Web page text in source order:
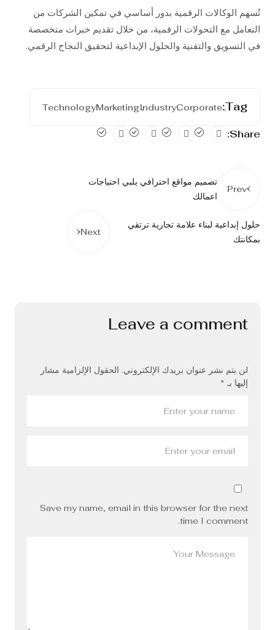
تُسهم الوكالات الرقمية بدور أساسي في تمكين الشركات من
التعامل مع التحولات الرقمية، من خلال تقديم خبرات متخصصة
في التسويق والتقنية والحلول الإبداعية لتحقيق النجاح الرقمي.
Tag:
Corporate
Industry
Marketing
Technology
Share:
Prev
تصميم مواقع احترافي يلبي احتياجات
اعمالك
حلول إبداعية لبناء علامة تجارية ترتقي
بمكانتك
Next
Leave a comment
لن يتم نشر عنوان بريدك الإلكتروني. الحقول الإلزامية مشار
إليها بـ *
Save my name, email in this browser for the next
time I comment.